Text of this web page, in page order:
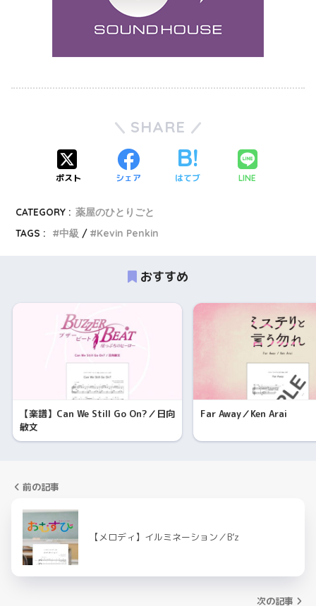
SHARE
ポスト シェア はてブ LINE
CATEGORY : 薬屋のひとりごと
TAGS :
中級 Kevin Penkin
おすすめ
【楽譜】Can We Still Go On?／日向
敏文
Far Away／Ken Arai
前の記事
【メロディ】イルミネーション／B’z
次の記事